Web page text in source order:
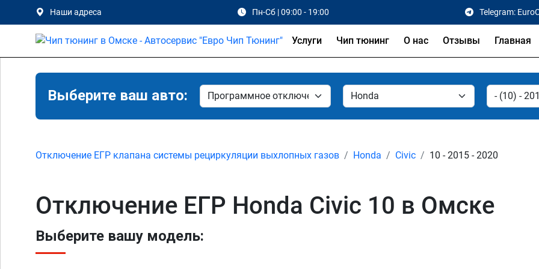
Наши адреса Пн-Сб | 09:00 - 19:00 Telegram:
Услуги Чип тюнинг О нас Отзывы Главная
Выберите ваш авто:
Отключение ЕГР клапана системы рециркуляции выхлопных газов Honda Civic 10 - 2015 - 2020
Отключение ЕГР Honda Civic 10 в Омске
Выберите вашу модель: